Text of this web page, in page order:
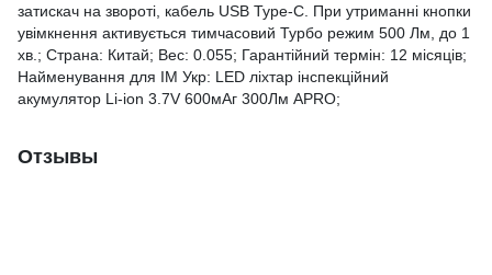
затискач на звороті, кабель USB Type-C. При утриманні кнопки
увімкнення активується тимчасовий Турбо режим 500 Лм, до 1
хв.; Страна: Китай; Вес: 0.055; Гарантійний термін: 12 місяців;
Найменування для ІМ Укр: LED ліхтар інспекційний
акумулятор Li-ion 3.7V 600мАг 300Лм APRO;
Отзывы